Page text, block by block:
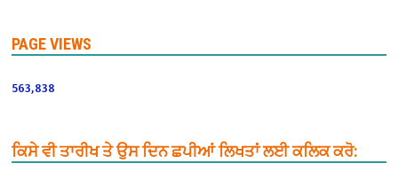
PAGE VIEWS
563,838
ਕਿਸੇ ਵੀ ਤਾਰੀਖ ਤੇ ਉਸ ਦਿਨ ਛਪੀਆਂ ਲਿਖਤਾਂ ਲਈ ਕਲਿਕ ਕਰੋ: